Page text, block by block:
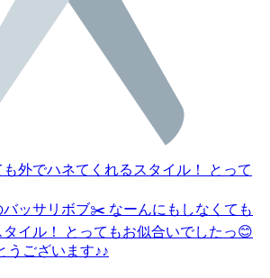
外でハネてくれるスタイル！ とって